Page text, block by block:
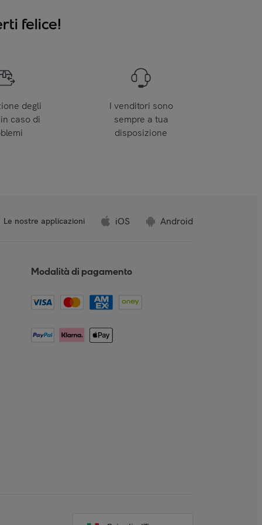
felice!
degli
caso di
I venditori sono
sempre a tua
disposizione
Le nostre applicazioni iOS Android
Modalità di pagamento